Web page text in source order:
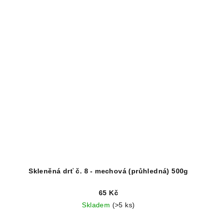
Skleněná drť č. 8 - mechová (průhledná) 500g
65 Kč
Skladem (>5 ks)